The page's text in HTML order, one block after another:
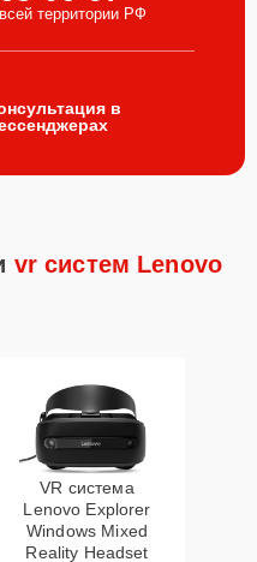
территории РФ
в
vr систем Lenovo
VR система
Lenovo Explorer
Windows Mixed
Reality Headset